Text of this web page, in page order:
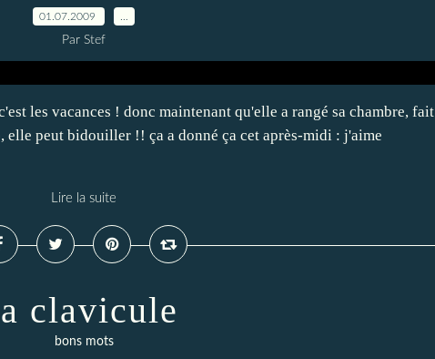
01.07.2009
Par Stef
les vacances ! donc maintenant qu'elle a rangé sa chambre, fait
elle peut bidouiller !! ça a donné ça cet après-midi : j'aime
Lire la suite
clavicule
bons mots